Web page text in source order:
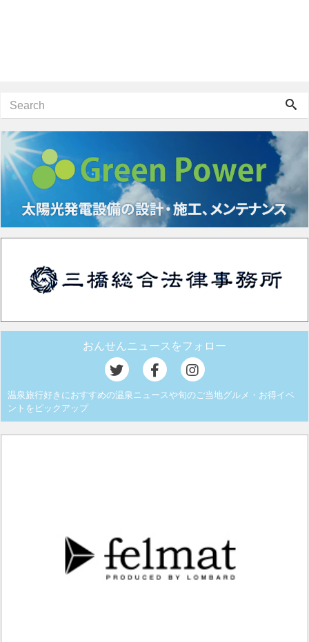
おんせんニュースをフォロー
温泉旅行好きにおすすめの温泉ニュースや旬のご当地グルメ・お得イベ
ントをピックアップ